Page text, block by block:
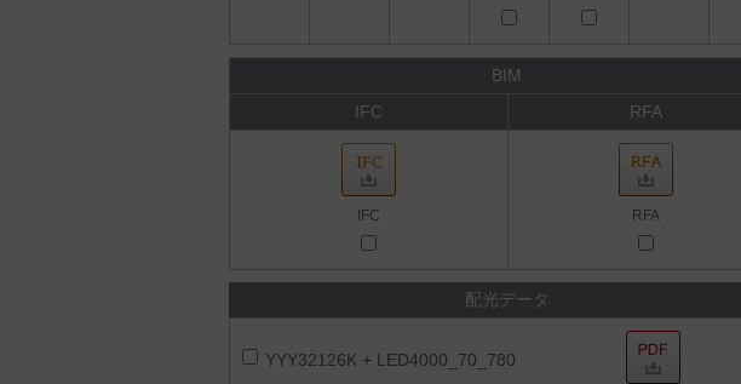
BIM
IFC
RFA
IFC RFA
配光データ
YYY32126K + LED4000_70_780